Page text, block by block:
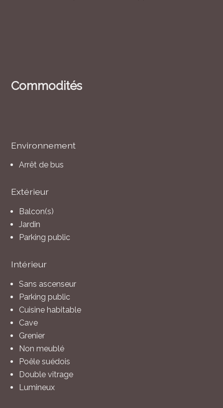
Commodités
Environnement
Arrêt de bus
Extérieur
Balcon(s)
Jardin
Parking public
Intérieur
Sans ascenseur
Parking public
Cuisine habitable
Cave
Grenier
Non meublé
Poêle suédois
Double vitrage
Lumineux